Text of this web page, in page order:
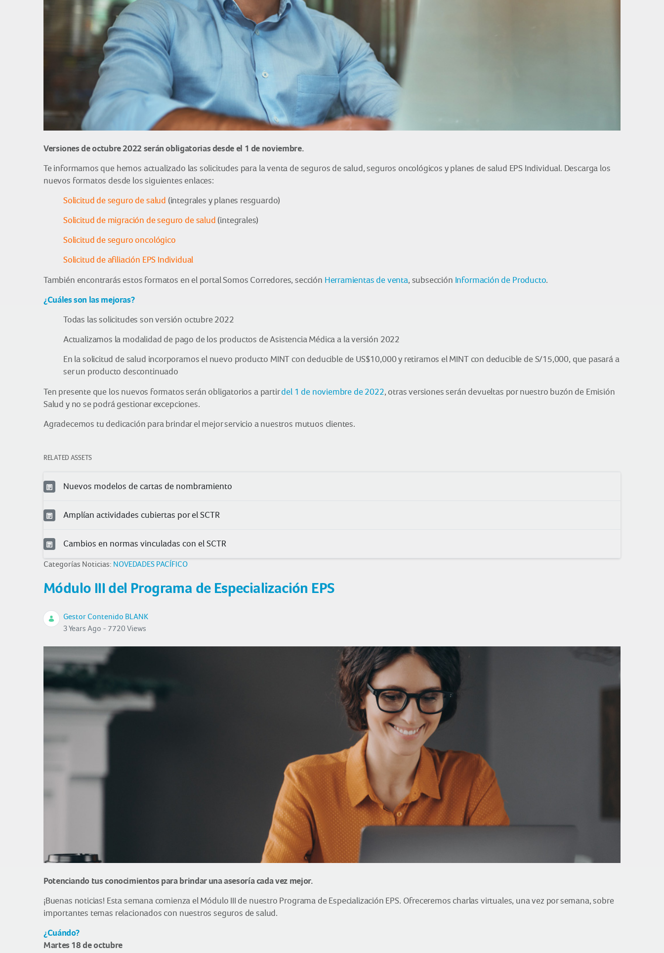
Versiones de octubre 2022 serán obligatorias desde el 1 de noviembre.
Te informamos que hemos actualizado las solicitudes para la venta de seguros de salud, seguros oncológicos y planes de salud EPS Individual. Descarga los
nuevos formatos desde los siguientes enlaces:
Solicitud de seguro de salud (integrales y planes resguardo)
Solicitud de migración de seguro de salud (integrales)
Solicitud de seguro oncológico
Solicitud de afiliación EPS Individual
También encontrarás estos formatos en el portal Somos Corredores, sección Herramientas de venta, subsección Información de Producto.
¿Cuáles son las mejoras?
Todas las solicitudes son versión octubre 2022
Actualizamos la modalidad de pago de los productos de Asistencia Médica a la versión 2022
En la solicitud de salud incorporamos el nuevo producto MINT con deducible de US$10,000 y retiramos el MINT con deducible de S/15,000, que pasará a
ser un producto descontinuado
Ten presente que los nuevos formatos serán obligatorios a partirdel 1 de noviembre de 2022, otras versiones serán devueltas por nuestro buzón de Emisión
Salud y no se podrá gestionar excepciones.
Agradecemos tu dedicación para brindar el mejor servicio a nuestros mutuos clientes.
RELATED ASSETS
Nuevos modelos de cartas de nombramiento
Amplían actividades cubiertas por el SCTR
Cambios en normas vinculadas con el SCTR
Categorías Noticias: NOVEDADES PACÍFICO
Módulo III del Programa de Especialización EPS
Gestor Contenido BLANK
3 Years Ago - 7720 Views
Potenciando tus conocimientos para brindar una asesoría cada vez mejor.
¡Buenas noticias! Esta semana comienza el Módulo III de nuestro Programa de Especialización EPS. Ofreceremos charlas virtuales, una vez por semana, sobre
importantes temas relacionados con nuestros seguros de salud.
¿Cuándo?
Martes 18 de octubre